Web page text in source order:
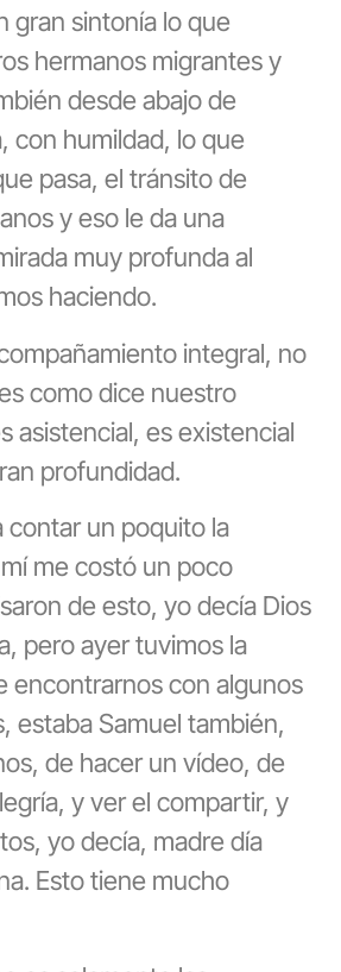
gran sintonía lo que
hermanos migrantes y
desde abajo de
con humildad, lo que
pasa, el tránsito de
y eso le da una
muy profunda al
haciendo.
integral, no
como dice nuestro
asistencial, es existencial
profundidad.
contar un poquito la
me costó un poco
de esto, yo decía Dios
pero ayer tuvimos la
encontrarnos con algunos
estaba Samuel también,
de hacer un vídeo, de
y ver el compartir, y
yo decía, madre día
Esto tiene mucho